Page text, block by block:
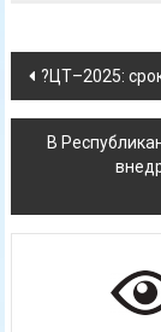
по
записям
?ЦТ–2025:
В